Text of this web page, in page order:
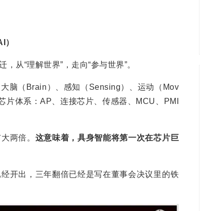
从“理解世界”，走向“参与世界”。
脑（Brain）、感知（Sensing）、运动（Mov
体系：AP、连接芯片、传感器、MCU、PMI
两倍。 这意味着，具身智能将第一次在芯片巨
开出，三年翻倍已经是写在董事会决议里的铁